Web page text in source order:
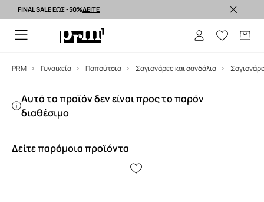
FINAL SALE ΕΩΣ -50%ΔΕΙΤΕ
PRM Γυναικεία Παπούτσια Σαγιονάρες και σανδάλια
Αυτό το προϊόν δεν είναι προς το παρόν
διαθέσιμο
Δείτε παρόμοια προϊόντα